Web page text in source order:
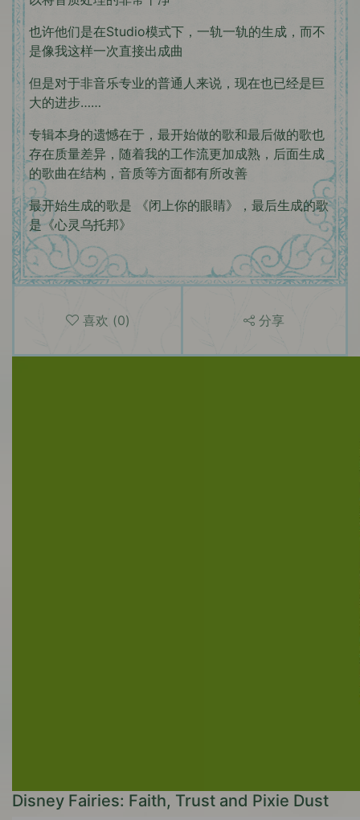
也许他们是在Studio模式下，一轨一轨的生成，而不
是像我这样一次直接出成曲
但是对于非音乐专业的普通人来说，现在也已经是巨
大的进步……
专辑本身的遗憾在于，最开始做的歌和最后做的歌也
存在质量差异，随着我的工作流更加成熟，后面生成
的歌曲在结构，音质等方面都有所改善
最开始生成的歌是 《闭上你的眼睛》，最后生成的歌
是《心灵乌托邦》
喜欢 (0) 分享
Disney Fairies: Faith, Trust and Pixie Dust